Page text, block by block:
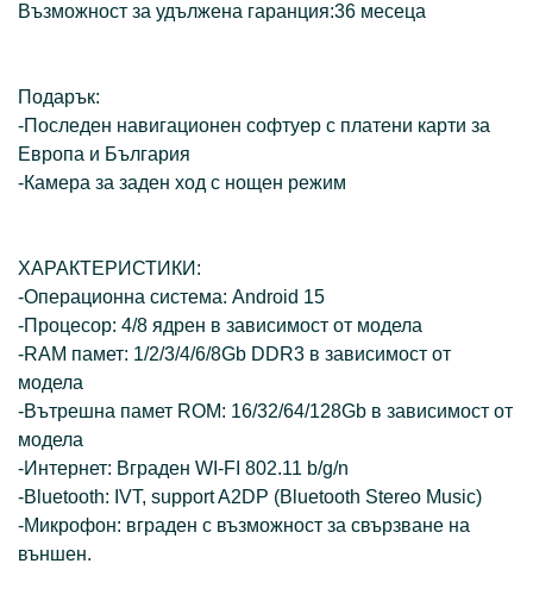
Възможност за удължена гаранция:36 месеца
Подарък:
-Последен навигационен софтуер с платени карти за
Европа и България
-Камера за заден ход с нощен режим
ХАРАКТЕРИСТИКИ:
-Операционна система: Android 15
-Процесор: 4/8 ядрен в зависимост от модела
-RAM памет: 1/2/3/4/6/8Gb DDR3 в зависимост от
модела
-Вътрешна памет ROM: 16/32/64/128Gb в зависимост от
модела
-Интернет: Вграден WI-FI 802.11 b/g/n
-Bluetooth: IVT, support A2DP (Bluetooth Stereo Music)
-Микрофон: вграден с възможност за свързване на
външен.